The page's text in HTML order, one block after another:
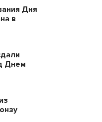
Дня
в
Днем